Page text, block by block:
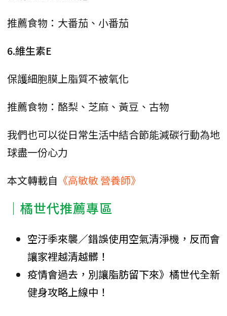
推薦食物：大番茄、小番茄
6.維生素E
保護細胞膜上脂質不被氧化
推薦食物：酪梨、芝麻、黃豆、古物
我們也可以從日常生活中結合節能減碳行動為地
球盡一份心力
本文轉載自 《高敏敏 營養師》
｜橘世代推薦專區
空汙季來襲／錯誤使用空氣清淨機，反而會
讓家裡越清越髒！
疫情會過去，別讓脂肪留下來》橘世代全新
健身攻略上線中！